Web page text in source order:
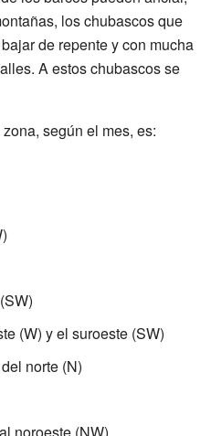
los chubascos que
de repente y con mucha
A estos chubascos se
según el mes, es:
(W) y el suroeste (SW)
norte (N)